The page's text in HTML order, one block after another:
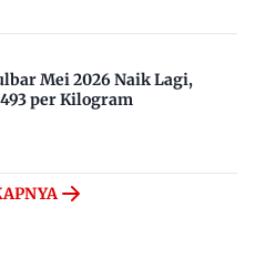
Mei 2026 Naik Lagi,
per Kilogram